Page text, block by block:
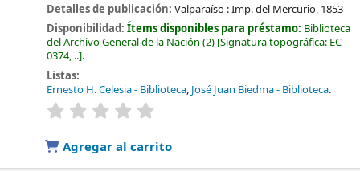
Detalles de publicación:Valparaíso :Imp. del Mercurio, 1853
Disponibilidad:Ítems disponibles para préstamo: Biblioteca
del Archivo General de la Nación (2) Signatura topográfica: EC
0374, .. .
Listas:
Ernesto H. Celesia - Biblioteca, José Juan Biedma - Biblioteca.
valoración
Agregar al carrito